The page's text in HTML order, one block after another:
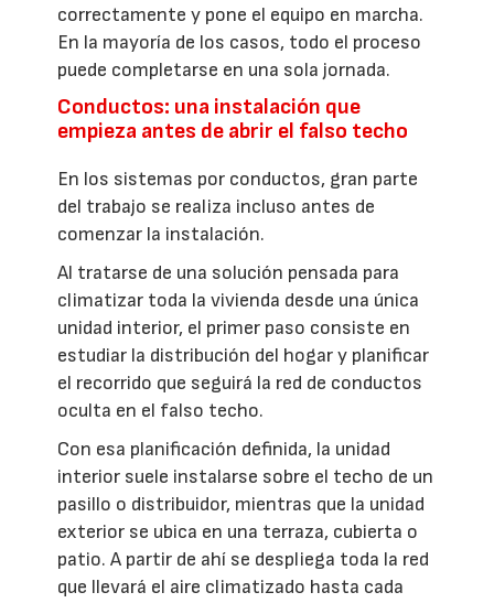
correctamente y pone el equipo en marcha.
En la mayoría de los casos, todo el proceso
puede completarse en una sola jornada.
Conductos: una instalación que
empieza antes de abrir el falso techo
En los sistemas por conductos, gran parte
del trabajo se realiza incluso antes de
comenzar la instalación.
Al tratarse de una solución pensada para
climatizar toda la vivienda desde una única
unidad interior, el primer paso consiste en
estudiar la distribución del hogar y planificar
el recorrido que seguirá la red de conductos
oculta en el falso techo.
Con esa planificación definida, la unidad
interior suele instalarse sobre el techo de un
pasillo o distribuidor, mientras que la unidad
exterior se ubica en una terraza, cubierta o
patio. A partir de ahí se despliega toda la red
que llevará el aire climatizado hasta cada